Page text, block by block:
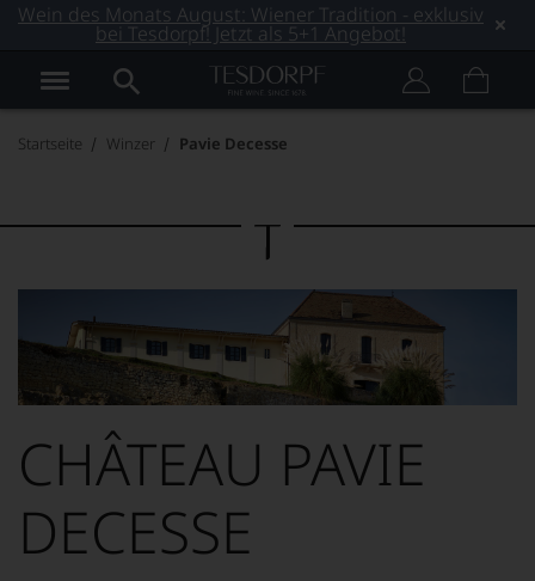
Wein des Monats August: Wiener Tradition - exklusiv
bei Tesdorpf! Jetzt als 5+1 Angebot!
Startseite Winzer Pavie Decesse
CHÂTEAU PAVIE
DECESSE